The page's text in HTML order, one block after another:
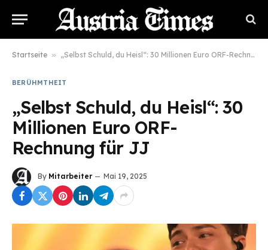
Startseite » „Selbst Schuld, du Heisl“: 30 Millionen Euro ORF-Rechnung für JJ
BERÜHMTHEIT
„Selbst Schuld, du Heisl“: 30
Millionen Euro ORF-
Rechnung für JJ
By Mitarbeiter Mai 19, 2025